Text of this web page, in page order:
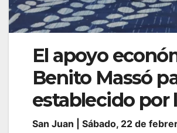
El apoyo
Benito Massó
establecido por
San Juan | Sábado, 22 de